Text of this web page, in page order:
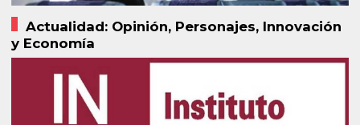
Actualidad: Opinión, Personajes, Innovación
y Economía